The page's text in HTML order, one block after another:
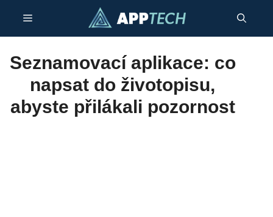
obsah
Menu
Seznamovací aplikace: co
napsat do životopisu,
abyste přilákali pozornost